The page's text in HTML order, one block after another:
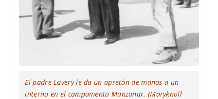
El padre Lavery le da un apretón de manos a un
interno en el campamento Manzanar. (Maryknoll